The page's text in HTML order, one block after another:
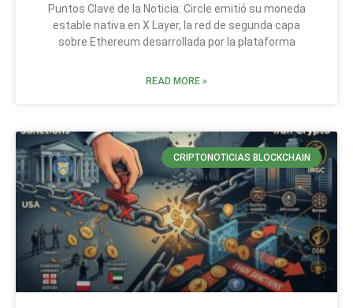
Puntos Clave de la Noticia: Circle emitió su moneda
estable nativa en X Layer, la red de segunda capa
sobre Ethereum desarrollada por la plataforma
READ MORE »
CRIPTONOTICIAS BLOCKCHAIN